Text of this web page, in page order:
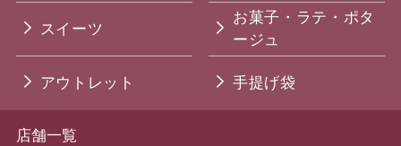
スイーツ
お菓子・ラテ・ポタ
ージュ
アウトレット 手提げ袋
店舗一覧